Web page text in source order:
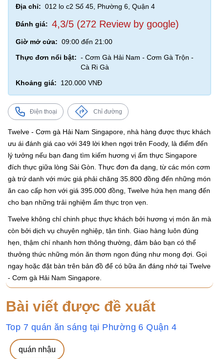
Địa chỉ: 012 lo c2 Số 45, Phường 6, Quận 4
Đánh giá: 4,3/5 (272 Review by google)
Giờ mở cửa: 09:00 đến 21:00
Thực đơn nổi bật: - Cơm Gà Hải Nam - Cơm Gà Trộn -
Cà Ri Gà
Khoảng giá:
120.000 VNĐ
Điện thoại Chỉ đường
Twelve - Cơm gà Hải Nam Singapore, nhà hàng được thực khách
ưu ái đánh giá cao với 349 lời khen ngợi trên Foody, là điểm đến
lý tưởng nếu bạn đang tìm kiếm hương vị ẩm thực Singapore
đích thực giữa lòng Sài Gòn. Thực đơn đa dạng, từ các món cơm
gà trứ danh với mức giá phải chăng 35.800 đồng đến những món
ăn cao cấp hơn với giá 395.000 đồng, Twelve hứa hẹn mang đến
cho bạn những trải nghiệm ẩm thực trọn vẹn.
Twelve không chỉ chinh phục thực khách bởi hương vị món ăn mà
còn bởi dịch vụ chuyên nghiệp, tận tình. Giao hàng luôn đúng
hẹn, thậm chí nhanh hơn thông thường, đảm bảo bạn có thể
thưởng thức những món ăn thơm ngon đúng như mong đợi. Gọi
ngay hoặc đặt bàn trên bản đồ để có bữa ăn đáng nhớ tại Twelve
- Cơm gà Hải Nam Singapore.
Bài viết được đề xuất
Top 7 quán ăn sáng tại Phường 6 Quận 4
quán nhậu